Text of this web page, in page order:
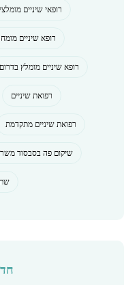
רופאי שיניים
רופא שיניים
רופא שיניים מומלץ בדרום
רפואת שיניים
רפואת שיניים מתקדמת
שיקום פה בסבסוד